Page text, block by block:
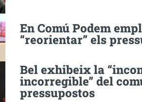
En Comú Podem
“reorientar” els
Bel exhibeix la
incorregible” del
pressupostos